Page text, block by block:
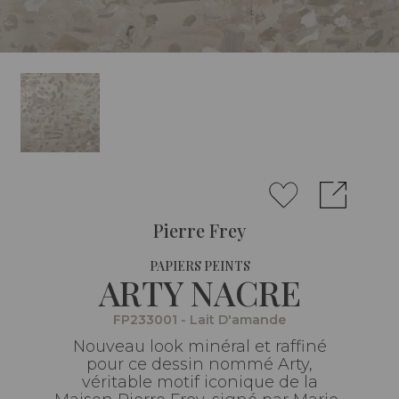
Pierre Frey
PAPIERS PEINTS
ARTY NACRE
FP233001 - Lait D'amande
Nouveau look minéral et raffiné
pour ce dessin nommé Arty,
véritable motif iconique de la